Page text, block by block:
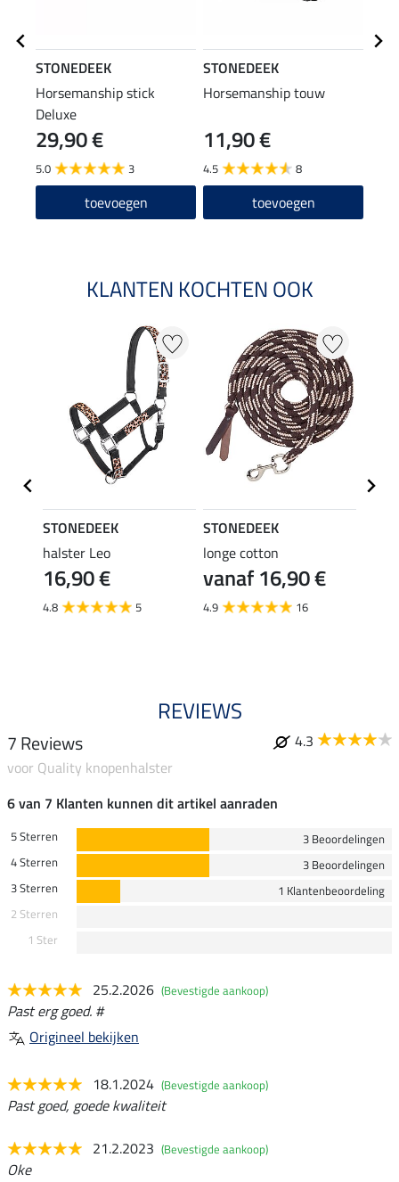
STONEDEEK
Horsemanship stick
Deluxe
29,90 €
5.0 3
toevoegen
STONEDEEK
Horsemanship touw
11,90 €
4.5 8
toevoegen
KLANTEN KOCHTEN OOK
STONEDEEK
halster Leo
16,90 €
4.8 5
STONEDEEK
longe cotton
vanaf 16,90 €
4.9 16
REVIEWS
7 Reviews
4.3
voor Quality knopenhalster
6 van 7 Klanten kunnen dit artikel aanraden
5 Sterren
3 Beoordelingen
4 Sterren
3 Beoordelingen
3 Sterren
1 Klantenbeoordeling
2 Sterren
1 Ster
25.2.2026 (Bevestigde aankoop)
Past erg goed. #
Origineel bekijken
18.1.2024 (Bevestigde aankoop)
Past goed, goede kwaliteit
21.2.2023 (Bevestigde aankoop)
Oke